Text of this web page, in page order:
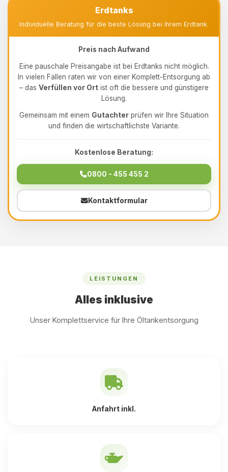
Erdtanks
Individuelle Beratung für die beste Lösung bei Ihrem Erdtank.
Preis nach Aufwand
Eine pauschale Preisangabe ist bei Erdtanks nicht möglich.
In vielen Fällen raten wir von einer Komplett-Entsorgung ab
– das Verfüllen vor Ort ist oft die bessere und günstigere
Lösung.
Gemeinsam mit einem Gutachter prüfen wir Ihre Situation
und finden die wirtschaftlichste Variante.
Kostenlose Beratung:
0800 - 455 455 2
Kontaktformular
LEISTUNGEN
Alles inklusive
Unser Komplettservice für Ihre Öltankentsorgung
Anfahrt inkl.